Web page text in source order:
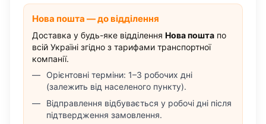
Нова пошта — до відділення
Доставка у будь-яке відділення Нова пошта по
всій Україні згідно з тарифами транспортної
компанії.
Орієнтовні терміни: 1–3 робочих дні
(залежить від населеного пункту).
Відправлення відбувається у робочі дні після
підтвердження замовлення.